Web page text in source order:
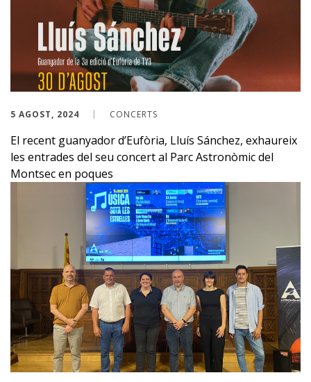
5 AGOST, 2024 CONCERTS
El recent guanyador d’Eufòria, Lluís Sánchez, exhaureix
les entrades del seu concert al Parc Astronòmic del
Montsec en poques